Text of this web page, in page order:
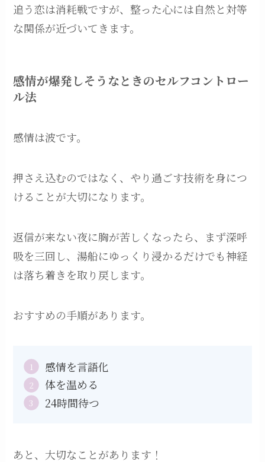
追う恋は消耗戦ですが、整った心には自然と対等
な関係が近づいてきます。
感情が爆発しそうなときのセルフコントロー
ル法
感情は波です。
押さえ込むのではなく、やり過ごす技術を身につ
けることが大切になります。
返信が来ない夜に胸が苦しくなったら、まず深呼
吸を三回し、湯船にゆっくり浸かるだけでも神経
は落ち着きを取り戻します。
おすすめの手順があります。
感情を言語化
体を温める
24時間待つ
あと、大切なことがあります！